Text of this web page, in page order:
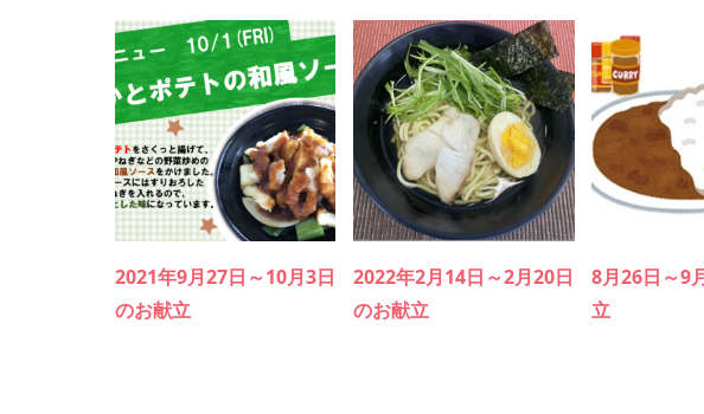
2021年9月27日～10月3日
のお献立
2022年2月14日～2月20日
のお献立
8月26日～9
立